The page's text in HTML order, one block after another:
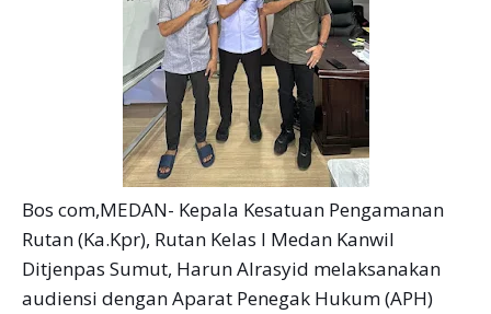
Bos com,MEDAN- Kepala Kesatuan Pengamanan
Rutan (Ka.Kpr), Rutan Kelas I Medan Kanwil
Ditjenpas Sumut, Harun Alrasyid melaksanakan
audiensi dengan Aparat Penegak Hukum (APH)